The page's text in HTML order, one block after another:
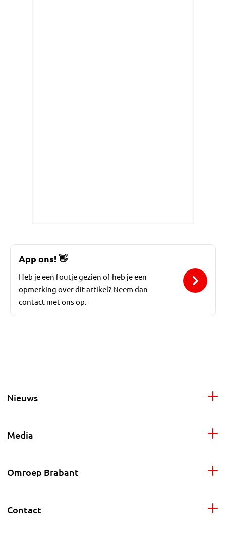
App ons!👋
Heb je een foutje gezien of heb je een
opmerking over dit artikel? Neem dan
contact met ons op.
Nieuws
Media
Omroep Brabant
Contact